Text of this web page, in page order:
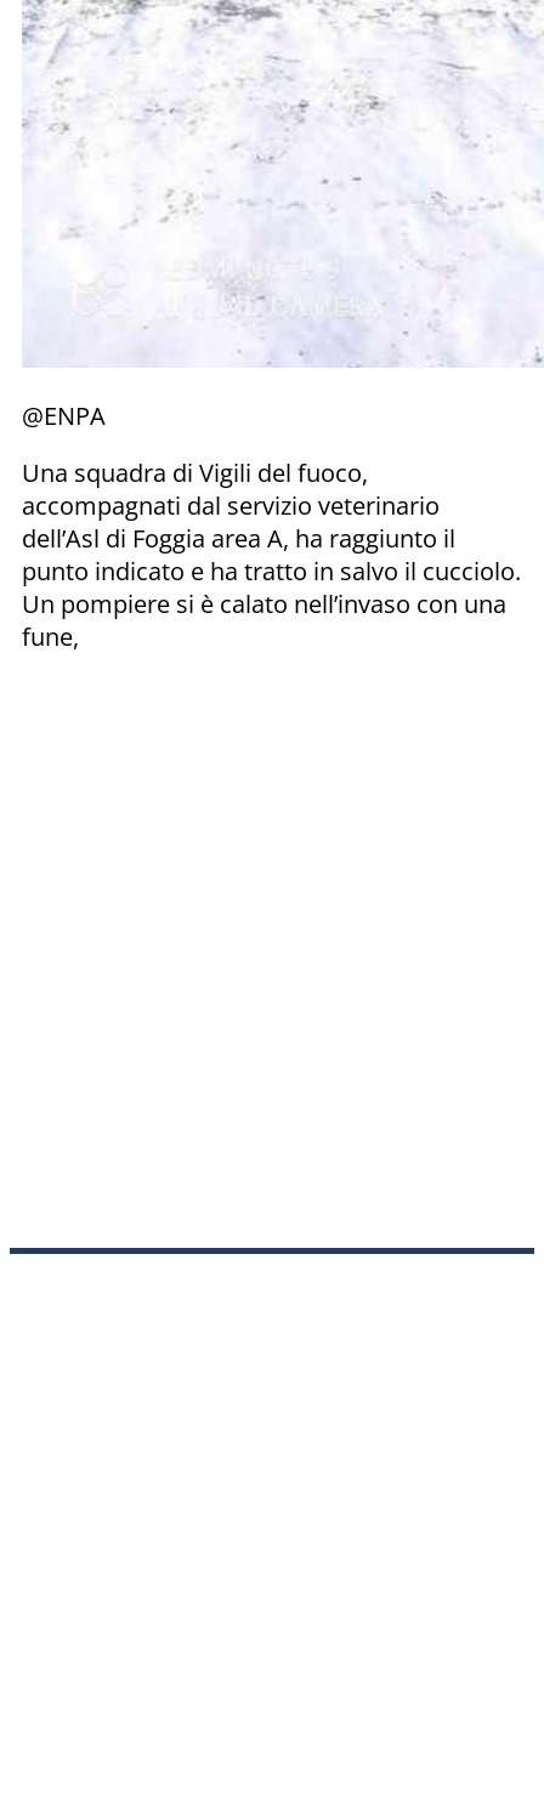
@ENPA
Una squadra di Vigili del fuoco,
accompagnati dal servizio veterinario
dell’Asl di Foggia area A, ha raggiunto il
punto indicato e ha tratto in salvo il cucciolo.
Un pompiere si è calato nell’invaso con una
fune,